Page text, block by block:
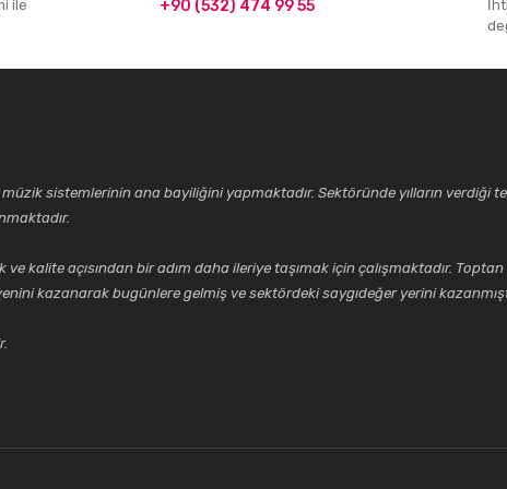
Gönder
ile
+90 (532) 474 99 55
sistemlerinin ana bayiliğini yapmaktadır. Sektöründe yılların verdiği
açısından bir adım daha ileriye taşımak için çalışmaktadır. Toptan
kazanarak bugünlere gelmiş ve sektördeki saygıdeğer yerini